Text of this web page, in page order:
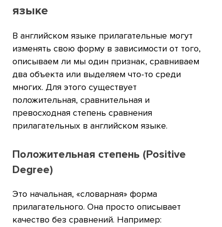
языке
В английском языке прилагательные могут
изменять свою форму в зависимости от того,
описываем ли мы один признак, сравниваем
два объекта или выделяем что-то среди
многих. Для этого существует
положительная, сравнительная и
превосходная степень сравнения
прилагательных в английском языке.
Положительная степень (Positive
Degree)
Это начальная, «словарная» форма
прилагательного. Она просто описывает
качество без сравнений. Например: